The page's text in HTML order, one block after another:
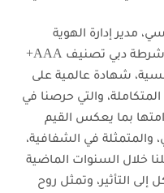
مدير إدارة الهوية
المؤسسية والمعارض: يعد تحقيق شرطة دبي تصنيف AAA+
شهادة عالمية على
والتي حرصنا في
بما يعكس القيم
والمتمثلة في الشفافية،
خلال السنوات الماضية
التأثير، وتمثل روح